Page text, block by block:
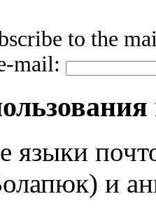
to the
mail:
и